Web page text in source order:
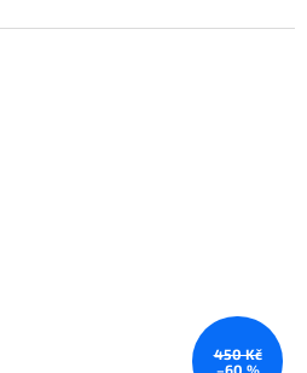
450 Kč
–60 %